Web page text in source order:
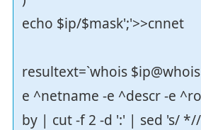
echo $ip/$mask';'>>cnnet
resultext=`whois
e ^netname -e ^descr -e
by | cut -f 2 -d ':' | sed 's/